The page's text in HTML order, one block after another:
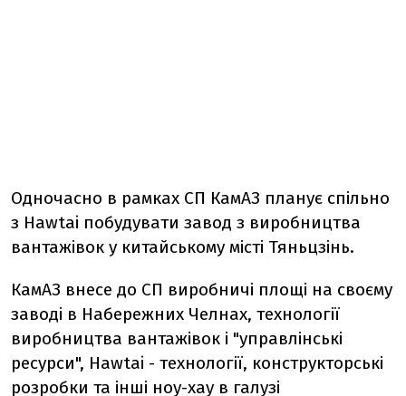
Одночасно в рамках СП КамАЗ планує спільно
з Hawtai побудувати завод з виробництва
вантажівок у китайському місті Тяньцзінь.
КамАЗ внесе до СП виробничі площі на своєму
заводі в Набережних Челнах, технології
виробництва вантажівок і "управлінські
ресурси", Hawtai - технології, конструкторські
розробки та інші ноу-хау в галузі